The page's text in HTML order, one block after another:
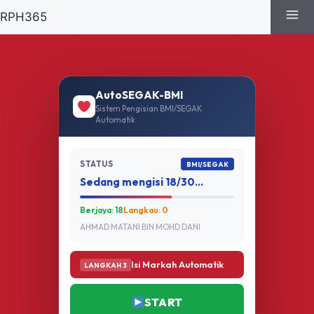
RPH365
AutoSEGAK-BMI
Sistem Pengisian BMI/SEGAK
Automatik
STATUS BMI/SEGAK
Sedang mengisi 18/30…
Berjaya: 18Langkau: 0
AHMAD MATANI BIN MOHD DANI
LANGKAH 3 Isi Markah Automatik
START